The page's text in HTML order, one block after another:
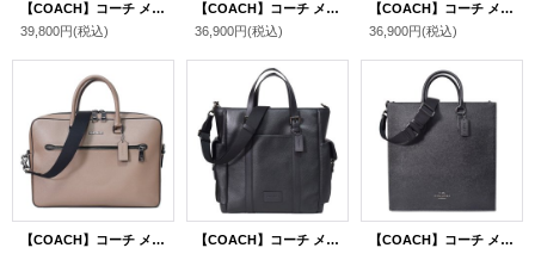
【COACH】コーチ メンズ バッグ ジャガード レザー シグネチャー スプリント マップ クロスボディ 斜め掛け メッセンジャー ショルダーバッグ ネイビー×ミッドナイト〔日本未発売〕
39,800円(税込)
【COACH】コーチ メンズ バッグ レザー ルーカス ロゴ コンパクト 2WAY クロスボディ 斜め掛け メッセンジャー ショルダーバッグ ブラック〔日本未発売〕
36,900円(税込)
【COACH】コーチ メンズ バッグ レザー ルーカス ロゴ コンパクト 2WAY クロスボディ 斜め掛け メッセンジャー ショルダーバッグ ダークストーン〔日本未発売〕
36,900円(税込)
【COACH】コーチ メンズ バッグ レザー イーサン ブリーフ バッグ スリム 2WAY ビジネス キャリーフック ショルダーバッグ ダークストーン〔日本未発売〕
【COACH】コーチ メンズ バッグ ぺブルレザー スプリント トート 2WAY 斜め掛け クロスボディ トートバッグ ショルダー バッグ ブラック×ブラック〔日本未発売〕
【COACH】コーチ メンズ バッグ クロスグレインレザー ディラン トート 36 ラージ 2WAY 斜め掛け クロスボディ トートバッグ ショルダー バッグ ブラック〔日本未発売〕